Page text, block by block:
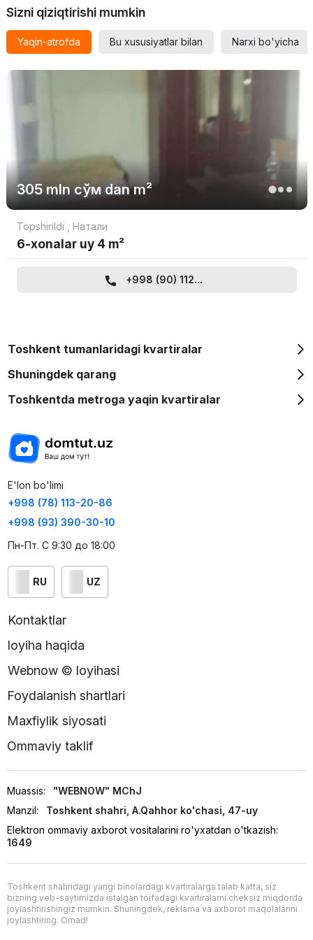
Sizni qiziqtirishi mumkin
Yaqin-atrofda Bu xususiyatlar bilan Narxi bo'yicha
305 mln сўмdan m²
Topshirildi Натали
6-xonalar uy 4 m²
+998 (90) 112...
Toshkent tumanlaridagi kvartiralar
Shuningdek qarang
Toshkentda metroga yaqin kvartiralar
E'lon bo'limi
+998 (78) 113-20-86
+998 (93) 390-30-10
Пн-Пт. С 9:30 до 18:00
RU UZ
Kontaktlar
loyiha haqida
Webnow © loyihasi
Foydalanish shartlari
Maxfiylik siyosati
Ommaviy taklif
Muassis:
"WEBNOW" MChJ
Manzil:
Toshkent shahri, A.Qahhor ko'chasi, 47-uy
Elektron ommaviy axborot vositalarini ro'yxatdan o'tkazish:
1649
Toshkent shahridagi yangi binolardagi kvartiralarga talab katta, siz
bizning veb-saytimizda istalgan toifadagi kvartiralarni cheksiz miqdorda
joylashtirishingiz mumkin. Shuningdek, reklama va axborot maqolalarini
joylashtiring. Omad!